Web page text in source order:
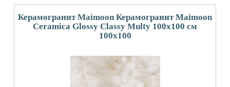
Керамогранит Maimoon Керамогранит Maimoon
Ceramica Glossy Classy Multy 100х100 см
100x100